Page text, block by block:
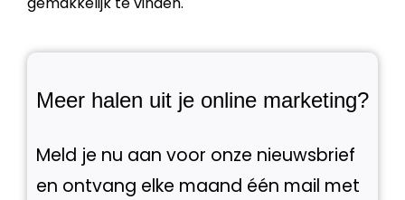
Meer halen uit je online marketing?
Meld je nu aan voor onze nieuwsbrief
en ontvang elke maand één mail met